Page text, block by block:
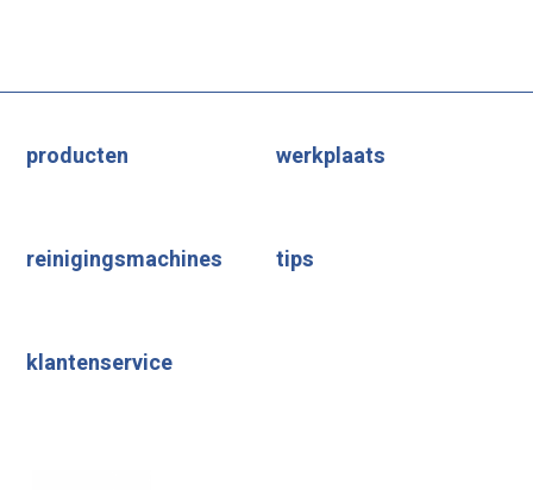
producten werkplaats
reinigingsmachines tips
klantenservice